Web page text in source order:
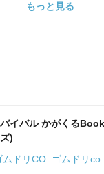
もっと見る
イバル かがくる
)
ドリCO. ゴムドリco.